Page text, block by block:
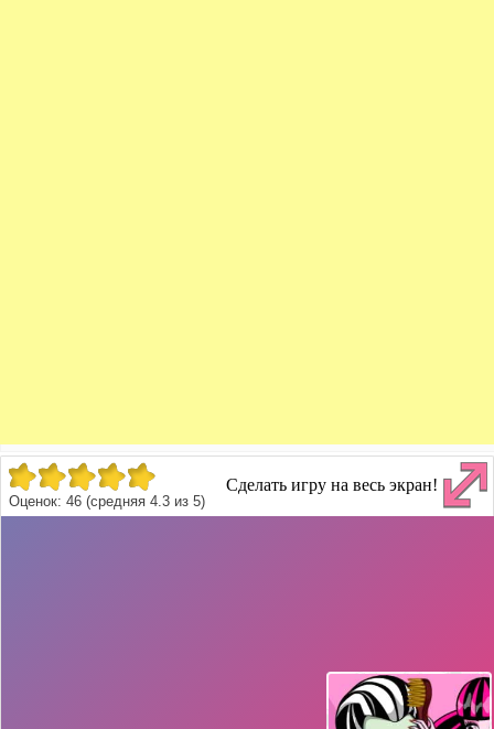
Оценок: 46 (средняя 4.3 из 5)
Сделать игру на весь экран!